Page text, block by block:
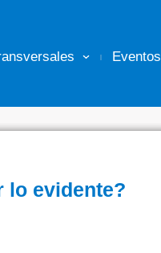
Eventos
lo evidente?